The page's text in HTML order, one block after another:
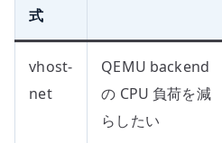
式
vhost-
net
QEMU backend
の CPU 負荷を減
らしたい